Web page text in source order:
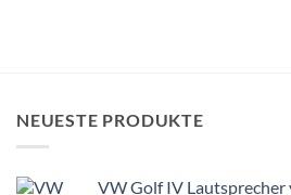
NEUESTE PRODUKTE
VW Golf IV